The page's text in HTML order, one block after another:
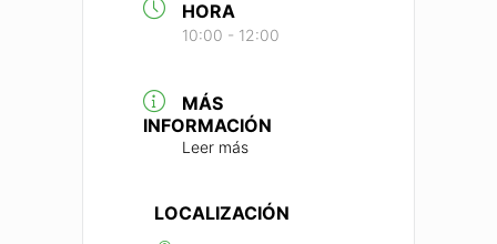
HORA
10:00 - 12:00
MÁS
INFORMACIÓN
Leer más
LOCALIZACIÓN